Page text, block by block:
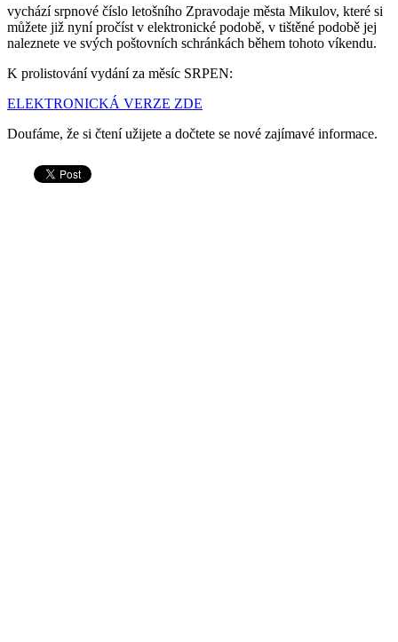
vychází srpnové číslo letošního Zpravodaje města Mikulov, které si
můžete již nyní pročíst v elektronické podobě, v tištěné podobě jej
naleznete ve svých poštovních schránkách během tohoto víkendu.
K prolistování vydání za měsíc SRPEN:
ELEKTRONICKÁ VERZE ZDE
Doufáme, že si čtení užijete a dočtete se nové zajímavé informace.